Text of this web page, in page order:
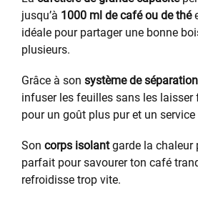
jusqu’à 1000 ml de café ou de thé
idéale pour partager une bonne
plusieurs.
Grâce à son système de
infuser les feuilles sans les laisser
pour un goût plus pur et un service
Son corps isolantgarde la chaleur
parfait pour savourer ton café
refroidisse trop vite.